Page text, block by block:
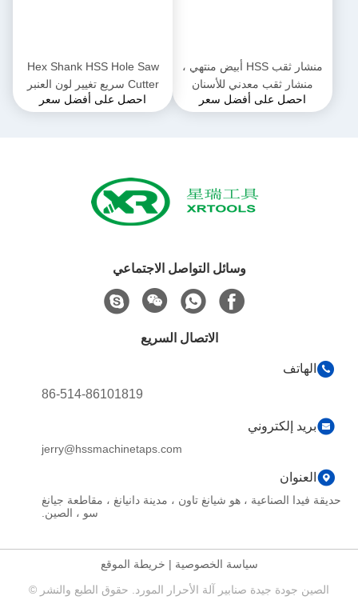
منشار ثقب HSS أبيض منتهي ،
منشار ثقب معدني للأسنان
المخدد
احصل على أفضل سعر
Hex Shank HSS Hole Saw
Cutter سريع تغيير لون العنبر
إنهاء المتانة المثلى
احصل على أفضل سعر
وسائل التواصل الاجتماعي
الاتصال السريع
الهاتف
86-514-86101819
بريد إلكتروني
jerry@hssmachinetaps.com
العنوان
حديقة فيدا الصناعية ، هو شيانغ تاون ، مدينة دانيانغ ، مقاطعة جيانغ
سو ، الصين.
سياسة الخصوصية|خريطة الموقع
الصين جودة جيدة صنابير آلة الأحرار المورد. حقوق الطبع والنشر ©